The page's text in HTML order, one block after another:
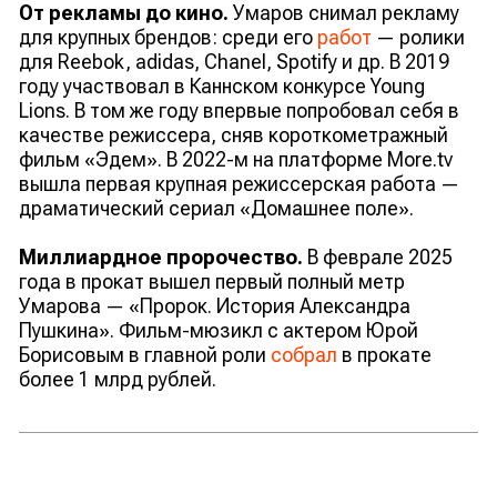
От рекламы до кино. Умаров снимал рекламу
для крупных брендов: среди его работ — ролики
для Reebok, adidas, Chanel, Spotify и др. В 2019
году участвовал в Каннском конкурсе Young
Lions. В том же году впервые попробовал себя в
качестве режиссера, сняв короткометражный
фильм «Эдем». В 2022-м на платформе More.tv
вышла первая крупная режиссерская работа —
драматический сериал «Домашнее поле».
Миллиардное пророчество. В феврале 2025
года в прокат вышел первый полный метр
Умарова — «Пророк. История Александра
Пушкина». Фильм-мюзикл с актером Юрой
Борисовым в главной роли собрал в прокате
более 1 млрд рублей.